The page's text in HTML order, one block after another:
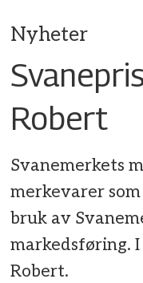
Nyheter
Robert
Svanemerkets
merkevarer
bruk av
markedsføring.
Robert.